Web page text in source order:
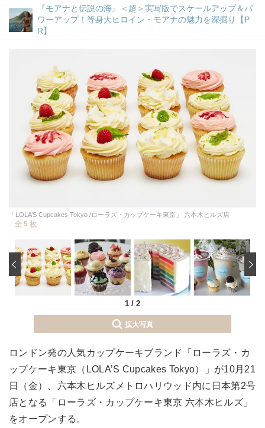
『モアナと伝説の海』＜超＞実写版でスケールアップ＆パ
ワーアップ！等身大ヒロイン・モアナの魅力を深掘り【P
R】
「LOLA’S Cupcakes Tokyo /ローラズ・カップケーキ東京」 六本木ヒルズ店
全 5 枚
1 / 2
‹
拡大写真
ロンドン発の人気カップケーキブランド「ローラズ・カ
ップケーキ東京（LOLA’S Cupcakes Tokyo）」が10月21
日（金）、六本木ヒルズメトロハリウッド内に日本第2号
店となる「ローラズ・カップケーキ東京 六本木ヒルズ」
をオープンする。